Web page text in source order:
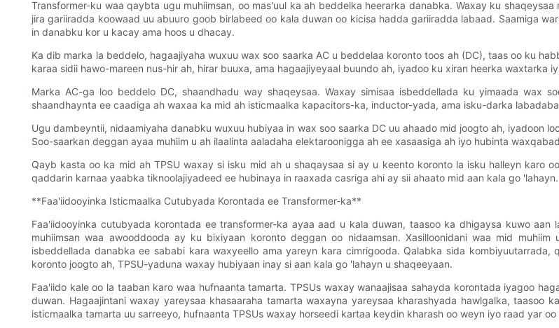
Transformer-ku waa qaybta ugu muhiimsan, oo mas'uul ka ah beddelka heerarka danabka. Waxay ku
jira gariiradda koowaad uu abuuro goob birlabeed oo kala duwan oo kicisa hadda gariiradda labaad. Saamiga
in danabku kor u kacay ama hoos u dhacay.
Ka dib marka la beddelo, hagaajiyaha wuxuu wax soo saarka AC u beddelaa koronto toos ah (DC), taas oo ku
karaa sidii hawo-mareen nus-hir ah, hirar buuxa, ama hagaajiyeyaal buundo ah, iyadoo ku xiran heerka waxtarka
Marka AC-ga loo beddelo DC, shaandhadu way shaqeysaa. Waxay simisaa isbeddellada ku yimaada wax
shaandhaynta ee caadiga ah waxaa ka mid ah isticmaalka kapacitors-ka, inductor-yada, ama isku-darka
Ugu dambeyntii, nidaamiyaha danabku wuxuu hubiyaa in wax soo saarka DC uu ahaado mid joogto ah, iyadoon
Soo-saarkan deggan ayaa muhiim u ah ilaalinta aaladaha elektaroonigga ah ee xasaasiga ah iyo hubinta
Qayb kasta oo ka mid ah TPSU waxay si isku mid ah u shaqaysaa si ay u keento koronto la isku halleyn karo
qaddarin karnaa yaabka tiknoolajiyadeed ee hubinaya in raaxada casriga ahi ay sii ahaato mid aan kala go 'lahayn.
**Faa'iidooyinka Isticmaalka Cutubyada Korontada ee Transformer-ka**
Faa'iidooyinka cutubyada korontada ee transformer-ka ayaa aad u kala duwan, taasoo ka dhigaysa kuwo
muhiimsan waa awooddooda ay ku bixiyaan koronto deggan oo nidaamsan. Xasilloonidani waa mid
isbeddellada danabka ee sababi kara waxyeello ama yareyn kara cimrigooda. Qalabka sida
koronto joogto ah, TPSU-yaduna waxay hubiyaan inay si aan kala go 'lahayn u shaqeeyaan.
Faa'iido kale oo la taaban karo waa hufnaanta tamarta. TPSUs waxay wanaajisaa sahayda korontada iyagoo
duwan. Hagaajintani waxay yareysaa khasaaraha tamarta waxayna yareysaa kharashyada hawlgalka, taasoo
isticmaalka tamarta uu sarreeyo, hufnaanta TPSUs waxay horseedi kartaa keydin kharash oo weyn iyo raad yar oo